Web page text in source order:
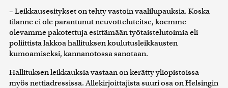
– Leikkausesitykset on tehty vastoin vaalilupauksia. Koska
tilanne ei ole parantunut neuvotteluteitse, koemme
olevamme pakotettuja esittämään työtaistelutoimia eli
poliittista lakkoa hallituksen koulutusleikkausten
kumoamiseksi, kannanotossa sanotaan.
Hallituksen leikkauksia vastaan on kerätty yliopistoissa
myös nettiadressissa. Allekirjoittajista suuri osa on Helsingin